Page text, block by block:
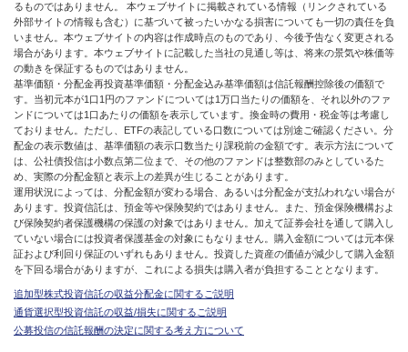
るものではありません。 本ウェブサイトに掲載されている情報（リンクされている
外部サイトの情報も含む）に基づいて被ったいかなる損害についても一切の責任を負
いません。本ウェブサイトの内容は作成時点のものであり、今後予告なく変更される
場合があります。本ウェブサイトに記載した当社の見通し等は、将来の景気や株価等
の動きを保証するものではありません。
基準価額・分配金再投資基準価額・分配金込み基準価額は信託報酬控除後の価額で
す。当初元本が1口1円のファンドについては1万口当たりの価額を、それ以外のファ
ンドについては1口あたりの価額を表示しています。換金時の費用・税金等は考慮し
ておりません。ただし、ETFの表記している口数については別途ご確認ください。分
配金の表示数値は、基準価額の表示口数当たり課税前の金額です。表示方法について
は、公社債投信は小数点第二位まで、その他のファンドは整数部のみとしているた
め、実際の分配金額と表示上の差異が生じることがあります。
運用状況によっては、分配金額が変わる場合、あるいは分配金が支払われない場合が
あります。投資信託は、預金等や保険契約ではありません。また、預金保険機構およ
び保険契約者保護機構の保護の対象ではありません。加えて証券会社を通して購入し
ていない場合には投資者保護基金の対象にもなりません。購入金額については元本保
証および利回り保証のいずれもありません。投資した資産の価値が減少して購入金額
を下回る場合がありますが、これによる損失は購入者が負担することとなります。
追加型株式投資信託の収益分配金に関するご説明
通貨選択型投資信託の収益/損失に関するご説明
公募投信の信託報酬の決定に関する考え方について